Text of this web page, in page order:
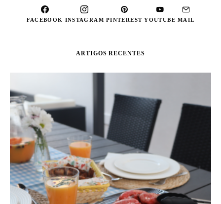
FACEBOOK INSTAGRAM PINTEREST YOUTUBE MAIL
ARTIGOS RECENTES